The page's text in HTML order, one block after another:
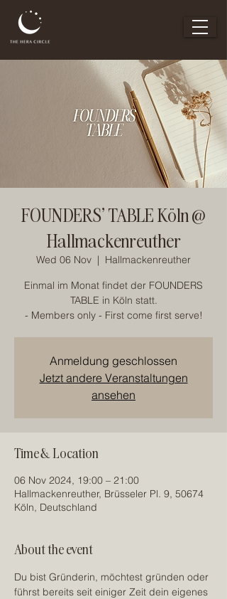
FOUNDERS' TABLE Köln @
Hallmackenreuther
Wed 06 Nov
  |
Hallmackenreuther
Einmal im Monat findet der FOUNDERS
TABLE in Köln statt.
- Members only - First come first serve!
Anmeldung geschlossen
Jetzt andere Veranstaltungen
ansehen
Time & Location
06 Nov 2024, 19:00 – 21:00
Hallmackenreuther, Brüsseler Pl. 9, 50674
Köln, Deutschland
About the event
Du bist Gründerin, möchtest gründen oder
führst bereits seit einiger Zeit dein eigenes